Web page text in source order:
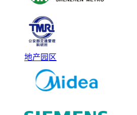
地产园区